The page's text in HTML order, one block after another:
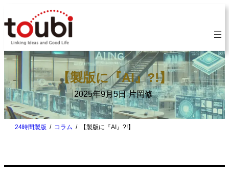
容
を
ス
ッ
プ
【製版に『AI』?!】
2025年9月5日 片岡修
24時間製版 コラム 【製版に『AI』?!】